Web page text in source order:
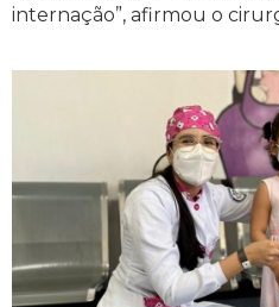
internação”, afirmou o